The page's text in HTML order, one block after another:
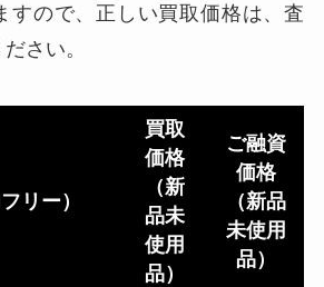
すので、正しい買取価格は、査
さい。
リー）
買取
価格
（新
品未
使用
品）
ご融資
価格
（新品
未使用
品）